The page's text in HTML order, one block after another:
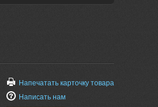
Напечатать карточку товара
Написать нам